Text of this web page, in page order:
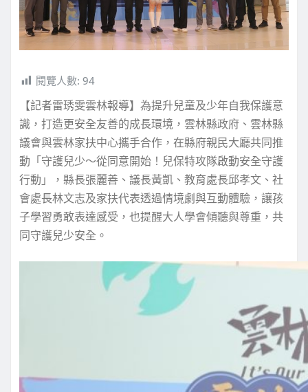
閱覽人數: 94
【記者雷琇雯雲林報導】為提升兒童及少年自我保護意
識，打造更安全友善的成長環境，雲林縣政府、雲林縣
議會與雲林家扶中心攜手合作，在縣府親民大廳共同推
動「守護兒少～從同意開始！兒保特攻隊啟動安全守護
行動」，縣長張麗善、議長黃凱、教育處長邱孝文、社
會處長林文志及家扶代表透過情境劇與互動體驗，讓孩
子學習勇敢表達感受，也提醒大人學會傾聽與尊重，共
同守護兒少安全。